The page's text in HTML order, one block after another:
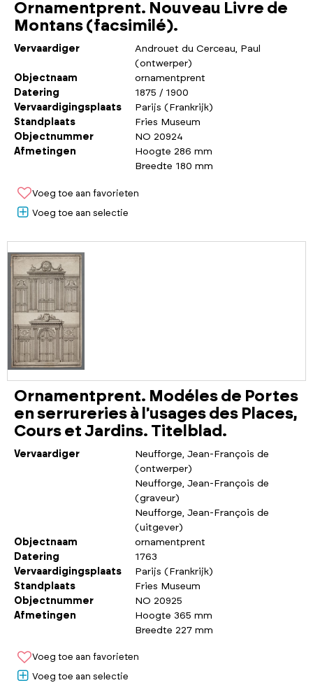
Ornamentprent. Nouveau Livre de
Montans (facsimilé).
Vervaardiger
Androuet du Cerceau, Paul
(ontwerper)
Objectnaam
ornamentprent
Datering
1875 / 1900
Vervaardigingsplaats
Parijs (Frankrijk)
Standplaats
Fries Museum
Objectnummer
NO 20924
Afmetingen
Hoogte 286 mm
Breedte 180 mm
Voeg toe aan favorieten
Voeg toe aan selectie
Ornamentprent. Modéles de Portes
en serrureries à l'usages des Places,
Cours et Jardins. Titelblad.
Vervaardiger
Neufforge, Jean-François de
(ontwerper)
Neufforge, Jean-François de
(graveur)
Neufforge, Jean-François de
(uitgever)
Objectnaam
ornamentprent
Datering
1763
Vervaardigingsplaats
Parijs (Frankrijk)
Standplaats
Fries Museum
Objectnummer
NO 20925
Afmetingen
Hoogte 365 mm
Breedte 227 mm
Voeg toe aan favorieten
Voeg toe aan selectie